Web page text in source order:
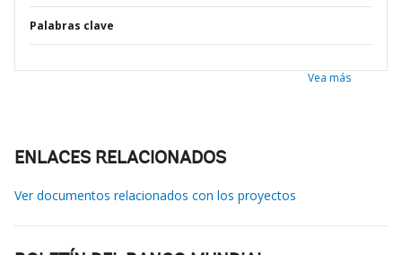
Palabras clave
Vea más
ENLACES RELACIONADOS
Ver documentos relacionados con los proyectos